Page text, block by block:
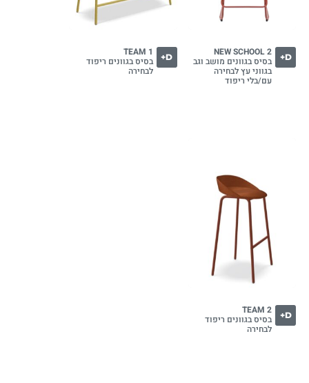
D+
NEW SCHOOL 2
בסיס בגוונים מושב וגב
בגווני עץ לבחירה
עם/בלי ריפוד
D+
TEAM 1
בסיס בגוונים ריפוד
לבחירה
D+
TEAM 2
בסיס בגוונים ריפוד
לבחירה